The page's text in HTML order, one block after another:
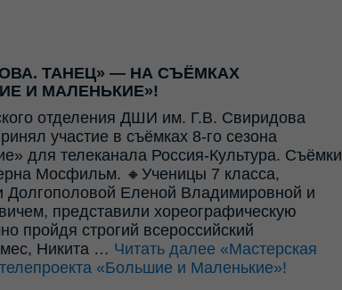
ТАНЕЦ» — НА СЪЁМКАХ
И МАЛЕНЬКИЕ»!
отделения ДШИ им. Г.В. Свиридова
участие в съёмках 8-го сезона
для телеканала Россия-Культура. Съёмки
Мосфильм. 🔸Ученицы 7 класса,
Долгополовой Еленой Владимировной и
представили хореографическую
пройдя строгий всероссийский
Никита … Читать далее «Мастерская
«Большие и Маленькие»!